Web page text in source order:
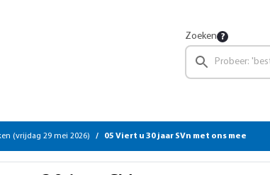
Zoeken
(vrijdag 29 mei 2026) 05 Viert u 30 jaar SVn met ons mee